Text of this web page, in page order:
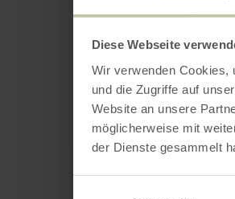
Diese Webseite
Wir verwenden Cookies,
und die Zugriffe auf
Website an unsere
möglicherweise mit
der Dienste gesammelt